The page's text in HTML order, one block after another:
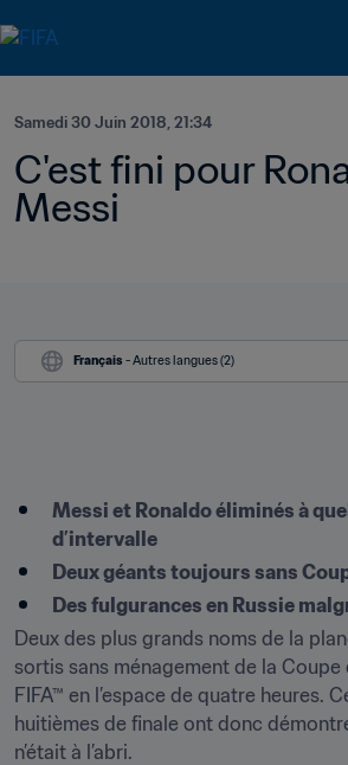
Samedi 30 Juin 2018, 21:34
C'est fini pour
Messi
Français - Autres langues (2)
Messi et Ronaldo éliminés à
d’intervalle
Deux géants toujours sans
Des fulgurances en Russie
Deux des plus grands noms de la
sortis sans ménagement de la Coupe
FIFA™ en l’espace de quatre heures.
huitièmes de finale ont donc
n’était à l’abri.